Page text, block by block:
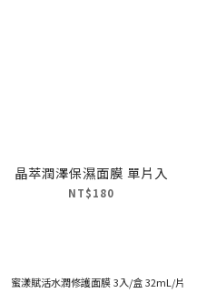
晶萃潤澤保濕面膜 單片入
NT$180